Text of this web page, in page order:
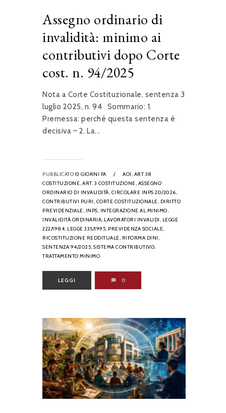
Assegno ordinario di
invalidità: minimo ai
contributivi dopo Corte
cost. n. 94/2025
Nota a Corte Costituzionale, sentenza 3
luglio 2025, n. 94 Sommario: 1.
Premessa: perché questa sentenza è
decisiva – 2. La...
PUBBLICATO 13 GIORNI FA / AOI, ART 38
COSTITUZIONE, ART. 3 COSTITUZIONE, ASSEGNO
ORDINARIO DI INVALIDITÀ, CIRCOLARE INPS 20/2026,
CONTRIBUTIVI PURI, CORTE COSTITUZIONALE, DIRITTO
PREVIDENZIALE, INPS, INTEGRAZIONE AL MINIMO,
INVALIDITÀ ORDINARIA, LAVORATORI INVALIDI, LEGGE
222/1984, LEGGE 335/1995, PREVIDENZA SOCIALE,
RICOSTITUZIONE REDDITUALE, RIFORMA DINI,
SENTENZA 94/2025, SISTEMA CONTRIBUTIVO,
TRATTAMENTO MINIMO
LEGGI 0